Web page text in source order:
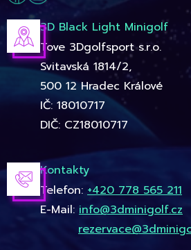
3D Black Light Minigolf
Tove 3Dgolfsport s.r.o.
Svitavská 1814/2,
500 12 Hradec Králové
IČ: 18010717
DIČ: CZ18010717
Kontakty
Telefon: +420 778 565 211
E-Mail: info@3dminigolf.cz